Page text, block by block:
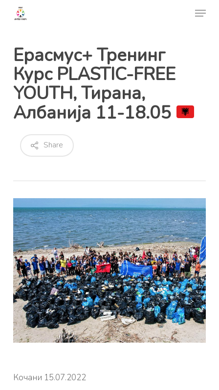
content
Menu
Ерасмус+ Тренинг
Курс PLASTIC-FREE
YOUTH, Тирана,
Албанија 11-18.05
Share
Кочани 15.07.2022